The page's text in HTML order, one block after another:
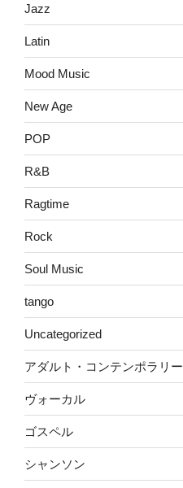
Jazz
Latin
Mood Music
New Age
POP
R&B
Ragtime
Rock
Soul Music
tango
Uncategorized
アダルト・コンテンポラリー
ヴォーカル
ゴスペル
シャンソン